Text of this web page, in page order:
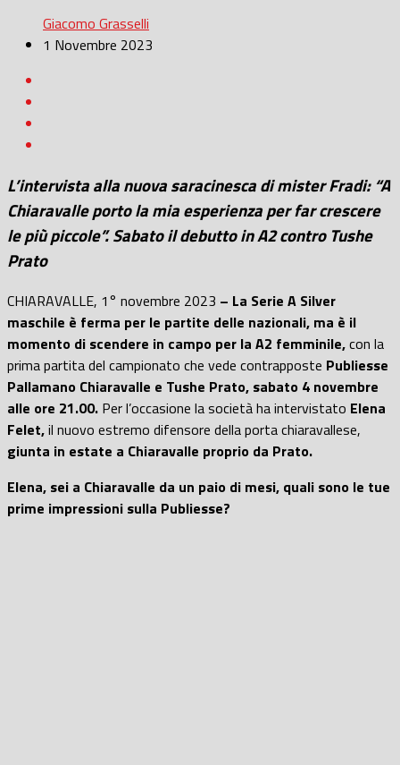
Giacomo Grasselli
1 Novembre 2023
L’intervista alla nuova saracinesca di mister Fradi: “A
Chiaravalle porto la mia esperienza per far crescere
le più piccole”. Sabato il debutto in A2 contro Tushe
Prato
CHIARAVALLE, 1° novembre 2023 – La Serie A Silver
maschile è ferma per le partite delle nazionali, ma è il
momento di scendere in campo per la A2 femminile,con la
prima partita del campionato che vede contrapposte Publiesse
Pallamano Chiaravalle e Tushe Prato, sabato 4 novembre
alle ore 21.00. Per l’occasione la società ha intervistato Elena
Felet,il nuovo estremo difensore della porta chiaravallese,
giunta in estate a Chiaravalle proprio da Prato.
Elena, sei a Chiaravalle da un paio di mesi, quali sono le tue
prime impressioni sulla Publiesse?